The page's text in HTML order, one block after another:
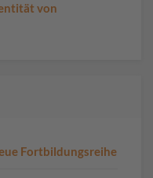
von
Fortbildungsreihe